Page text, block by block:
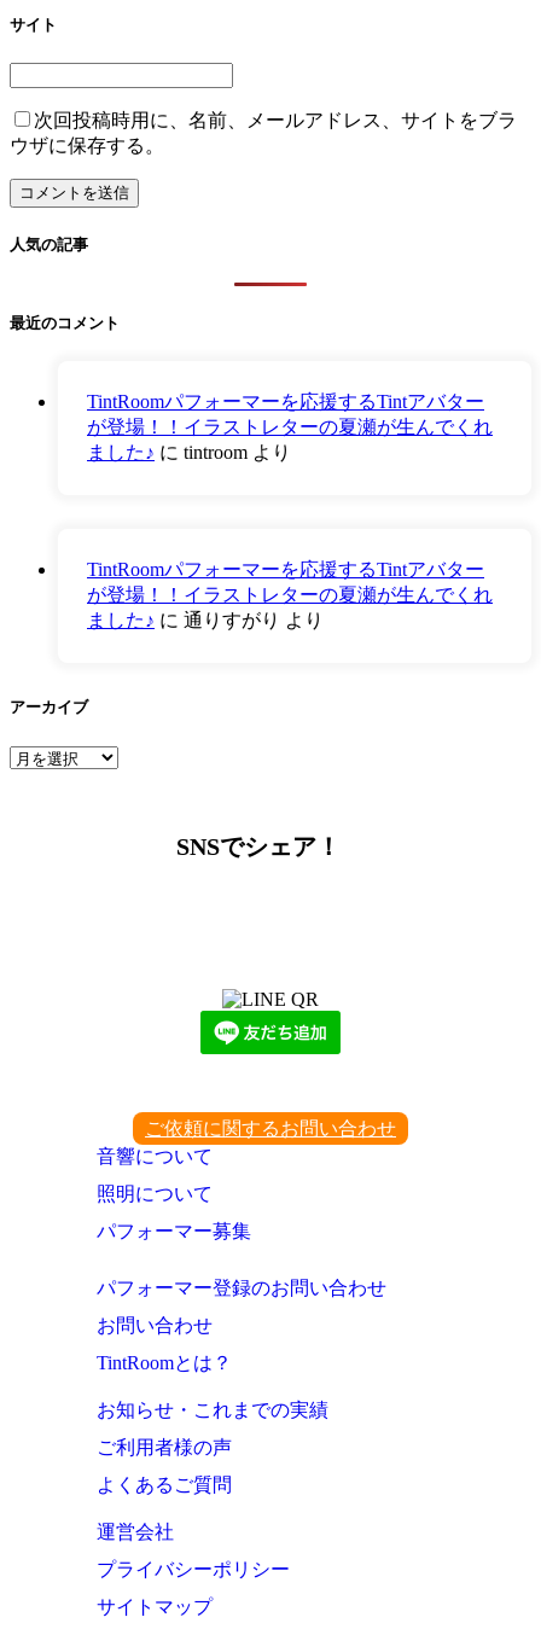
サイト
次回投稿時用に、名前、メールアドレス、サイトをブラ
ウザに保存する。
人気の記事
最近のコメント
TintRoomパフォーマーを応援するTintアバター
が登場！！イラストレターの夏瀬が生んでくれ
ました♪ に tintroom より
TintRoomパフォーマーを応援するTintアバター
が登場！！イラストレターの夏瀬が生んでくれ
ました♪ に 通りすがり より
アーカイブ
ア
SNSでシェア！
ご依頼に関するお問い合わせ
音響について
照明について
パフォーマー募集
パフォーマー登録のお問い合わせ
お問い合わせ
TintRoomとは？
お知らせ・これまでの実績
ご利用者様の声
よくあるご質問
運営会社
プライバシーポリシー
サイトマップ